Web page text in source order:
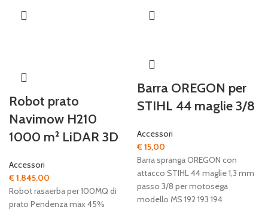
Robot prato
Navimow H210
1000 m² LiDAR 3D
Accessori
€1.845,00
Robot rasaerba per 100MQ di
prato Pendenza max 45%
Barra OREGON per
STIHL 44 maglie 3/8
Accessori
€15,00
Barra spranga OREGON con
attacco STIHL 44 maglie 1,3 mm
passo 3/8 per motosega
modello MS 192 193 194